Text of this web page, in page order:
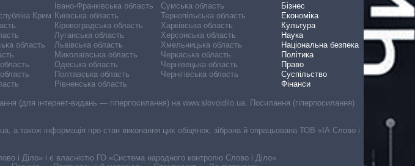
Крим
область
Івано-Франківська область
Київська область
Кіровоградська область
Луганська область
Львівська область
Миколаївська область
Одеська область
Полтавська область
Рівненська область
Сумська область
Тернопільська область
Харківська область
Херсонська область
Хмельницька область
Черкаська область
Чернівецька область
Чернігівська область
Бізнес
Економіка
Культура
Наука
Національна безпека
Політика
Право
Суспільство
Фінанси
(для інтернет-видань — гіперпосилання) на www.slovoidilo.ua. Посилання (гіперпосилання)
а також інформація про стан виконання цих обіцянок, зібрана й опрацьована ТОВ «ІА Слово і
і Діло» і є власністю ГО «Система народного контролю Слово і Діло».